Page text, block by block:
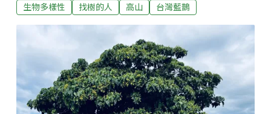
眾思考、建立人與自然的和諧關係。展覽期間邀請四位
帶領民眾認識台灣的巨木、高山、中級山、城市中的野
生動植物，看見台灣島嶼的生物多樣性豐富，是值得我
們好好守護的寶島。以下為這四場講座的紀錄：攀。攀
上台灣最高樹：找樹的人團隊第一場由「找樹的人」團
隊，農業部林試所副研究員徐嘉君博士揭開序幕，以
「攀。攀上台灣最高樹」為題，與民眾分享巨木探勘歷
生物多樣性 找樹的人 高山 台灣藍鵲